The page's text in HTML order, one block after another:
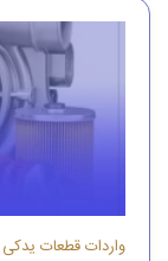
واردات قطعات